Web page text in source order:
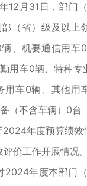
月31日，部门（
（省）级及以上
、机要通信用车
用车0辆、特种专
用车0辆、其他用
（不含车辆）0台
年度预算绩效
价工作开展情况
2024年度本部门